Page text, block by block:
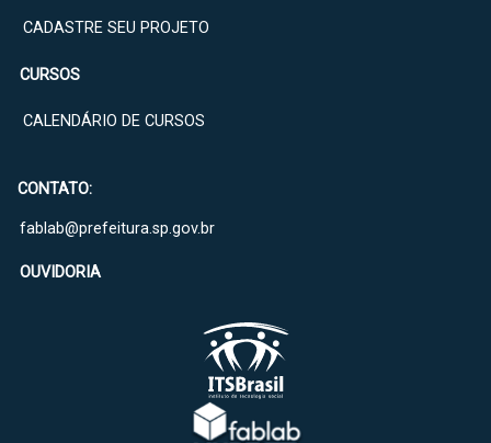
CADASTRE SEU PROJETO
CURSOS
CALENDÁRIO DE CURSOS
CONTATO:
fablab@prefeitura.sp.gov.br
OUVIDORIA